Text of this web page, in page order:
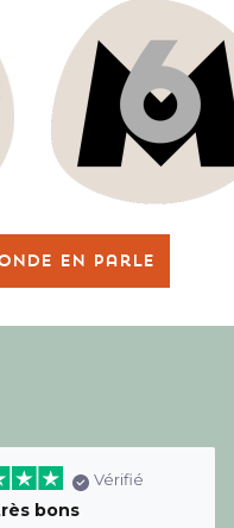
en parle
Vérifié
bons